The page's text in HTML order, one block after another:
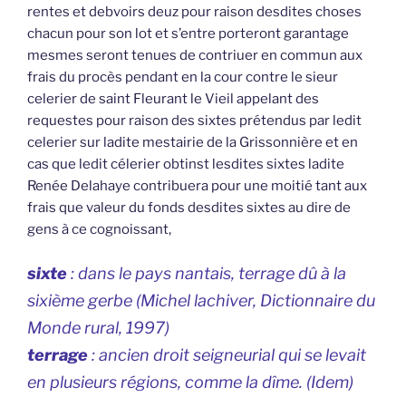
rentes et debvoirs deuz pour raison desdites choses
chacun pour son lot et s’entre porteront garantage
mesmes seront tenues de contriuer en commun aux
frais du procès pendant en la cour contre le sieur
celerier de saint Fleurant le Vieil appelant des
requestes pour raison des sixtes prétendus par ledit
celerier sur ladite mestairie de la Grissonnière et en
cas que ledit célerier obtinst lesdites sixtes ladite
Renée Delahaye contribuera pour une moitié tant aux
frais que valeur du fonds desdites sixtes au dire de
gens à ce cognoissant,
sixte: dans le pays nantais, terrage dû à la
sixième gerbe (Michel lachiver, Dictionnaire du
Monde rural, 1997)
terrage: ancien droit seigneurial qui se levait
en plusieurs régions, comme la dîme. (Idem)